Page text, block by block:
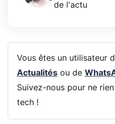
de l'actu
Vous êtes un utilisateur
Actualitésou de
Suivez-nous pour ne
tech !